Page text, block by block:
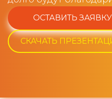
ОСТАВИТЬ ЗАЯВКУ
СКАЧАТЬ